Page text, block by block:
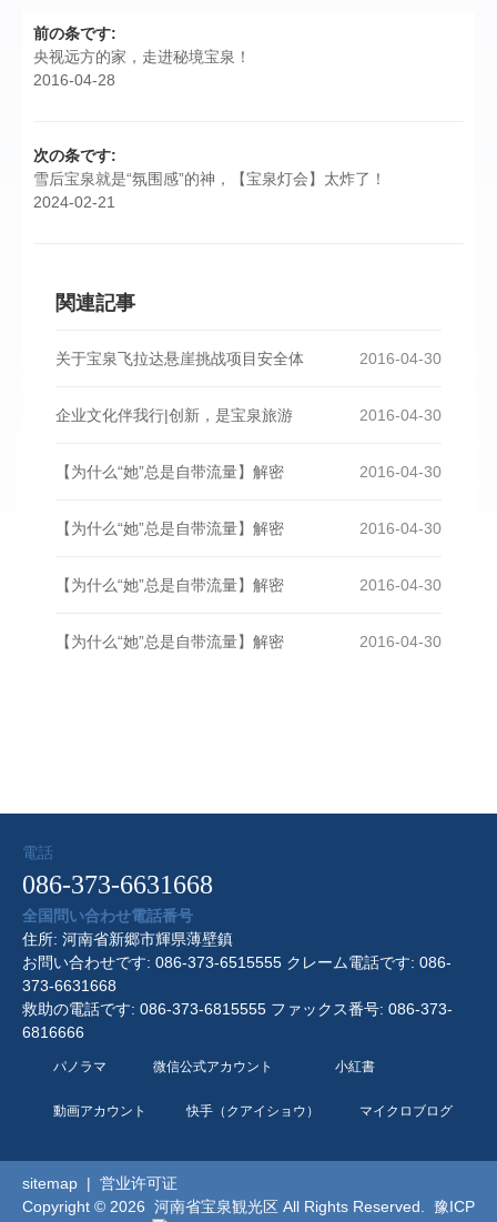
前の条です:
央视远方的家，走进秘境宝泉！
2016-04-28
次の条です:
雪后宝泉就是“氛围感”的神，【宝泉灯会】太炸了！
2024-02-21
関連記事
2016-04-30
关于宝泉飞拉达悬崖挑战项目安全体
2016-04-30
企业文化伴我行|创新，是宝泉旅游
2016-04-30
【为什么“她”总是自带流量】解密
2016-04-30
【为什么“她”总是自带流量】解密
2016-04-30
【为什么“她”总是自带流量】解密
2016-04-30
【为什么“她”总是自带流量】解密
電話
086-373-6631668
全国問い合わせ電話番号
住所: 河南省新郷市輝県薄壁鎮
お問い合わせです: 086-373-6515555 クレーム電話です: 086-
373-6631668
救助の電話です: 086-373-6815555 ファックス番号: 086-373-
6816666
パノラマ 微信公式アカウント 小紅書
動画アカウント 快手（クアイショウ） マイクロブログ
sitemap | 営业许可证
Copyright © 2026 河南省宝泉観光区 All Rights Reserved.
豫ICP